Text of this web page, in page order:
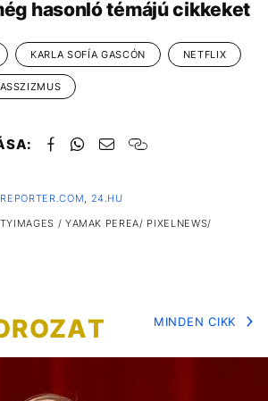
hasonló témájú cikkeket
KARLA SOFÍA GASCÓN NETFLIX
24.HU
/ YAMAK PEREA/ PIXELNEWS/
MINDEN CIKK